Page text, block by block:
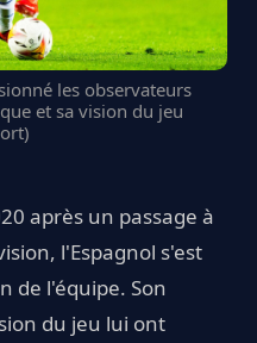
les observateurs
et sa vision du jeu
après un passage à
l'Espagnol s'est
de l'équipe. Son
du jeu lui ont